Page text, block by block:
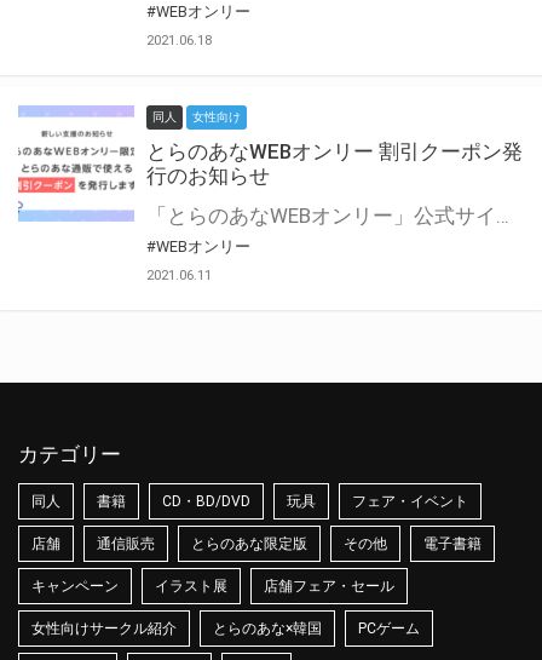
#WEBオンリー
2021.06.18
同人 女性向け
とらのあなWEBオンリー 割引クーポン発
行のお知らせ
「とらのあなWEBオンリー」公式サイトでとらのあな通販の「割引クーポン」を配布中！ イベントごとに開催当日限定で使える割引クーポンのシリアルコードを発行します。 とらのあなWEBオンリーのページをチェックして、イベント当日にお得にお買い物を楽しみましょう♪ ※本キャンペーンは予告なく終了する場合がございます。 とらのあなWEBオンリーサイトはこちら
#WEBオンリー
2021.06.11
カテゴリー
同人 書籍 CD・BD/DVD 玩具 フェア・イベント
店舗 通信販売 とらのあな限定版 その他 電子書籍
キャンペーン イラスト展 店舗フェア・セール
女性向けサークル紹介 とらのあな×韓国 PCゲーム